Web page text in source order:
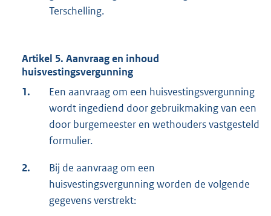
Terschelling.
Artikel 5. Aanvraag en inhoud
huisvestingsvergunning
1.
Een aanvraag om een huisvestingsvergunning
wordt ingediend door gebruikmaking van een
door burgemeester en wethouders vastgesteld
formulier.
2.
Bij de aanvraag om een
huisvestingsvergunning worden de volgende
gegevens verstrekt: